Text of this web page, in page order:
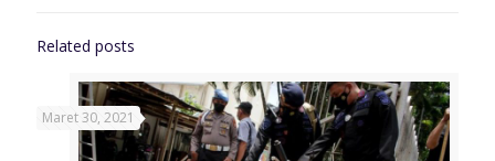
Related posts
Maret 30, 2021